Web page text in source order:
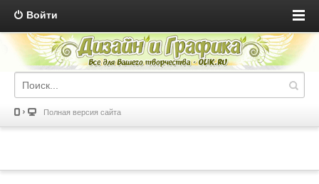
Войти
Полная версия сайта